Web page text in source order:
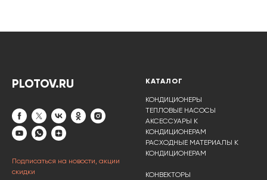
PLOTOV.RU
Подписаться на новости, акции
скидки
КАТАЛОГ
КОНДИЦИОНЕРЫ
ТЕПЛОВЫЕ НАСОСЫ
АКСЕССУАРЫ К
КОНДИЦИОНЕРАМ
РАСХОДНЫЕ МАТЕРИАЛЫ К
КОНДИЦИОНЕРАМ
КОНВЕКТОРЫ